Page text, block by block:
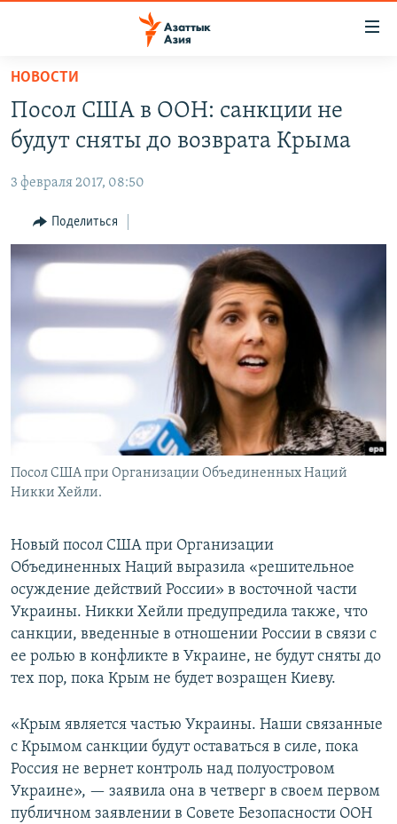
Вернуться
основному
содержанию
Вернутся
навигации
Вернутся
поиску
УЗБЕКИСТАН
ТАДЖИКИСТАН
НОВОСТИ
ВОЙНА В УКРАИНЕ
НА ДРУГИХ ЯЗЫКАХ
ҚАЗАҚША
НОВОСТИ
Посол США в ООН: санкции не
будут сняты до возврата Крыма
3 февраля 2017, 08:50
Поделиться
Посол США при Организации Объединенных Наций
Никки Хейли.
Новый посол США при Организации
Объединенных Наций выразила «решительное
осуждение действий России» в восточной части
Украины. Никки Хейли предупредила также, что
санкции, введенные в отношении России в связи с
ее ролью в конфликте в Украине, не будут сняты до
тех пор, пока Крым не будет возращен Киеву.
«Крым является частью Украины. Наши связанные
с Крымом санкции будут оставаться в силе, пока
Россия не вернет контроль над полуостровом
Украине», — заявила она в четверг в своем первом
публичном заявлении в Совете Безопасности ООН